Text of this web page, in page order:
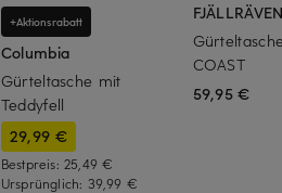
+Aktionsrabatt
Columbia
Gürteltasche mit
Teddyfell
29,99 €
Bestpreis: 25,49 €
Ursprünglich: 39,99 €
COAST
59,95 €